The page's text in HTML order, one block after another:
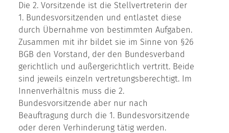
Die 2. Vorsitzende ist die Stellvertreterin der
1. Bundesvorsitzenden und entlastet diese
durch Übernahme von bestimmten Aufgaben.
Zusammen mit ihr bildet sie im Sinne von §26
BGB den Vorstand, der den Bundesverband
gerichtlich und außergerichtlich vertritt. Beide
sind jeweils einzeln vertretungsberechtigt. Im
Innenverhältnis muss die 2.
Bundesvorsitzende aber nur nach
Beauftragung durch die 1. Bundesvorsitzende
oder deren Verhinderung tätig werden.